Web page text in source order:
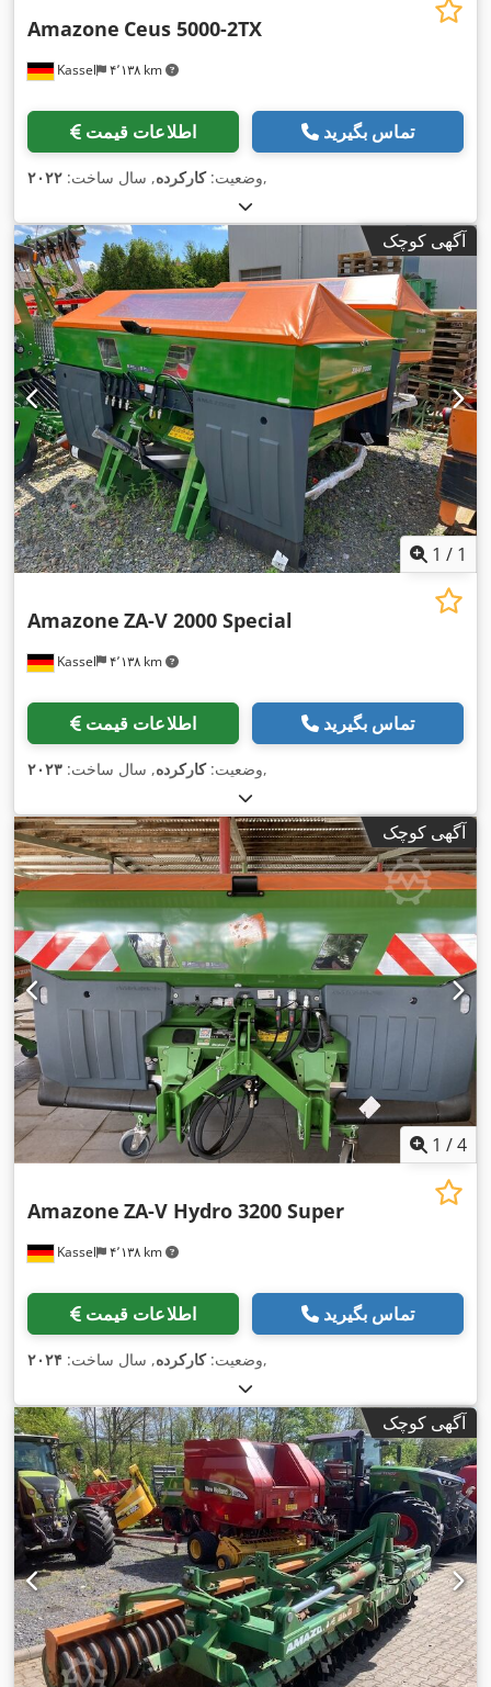
Kassel ۴٬۱۳۸ km
Amazone Ceus 5000-2TX
اطلاعات قیمت تماس بگیرید
وضعیت:کارکرده, سال ساخت: ۲۰۲۲ ,
آگهی کوچک
1 / 1
Kassel ۴٬۱۳۸ km
Amazone ZA-V 2000 Special
اطلاعات قیمت تماس بگیرید
وضعیت:کارکرده, سال ساخت: ۲۰۲۳ ,
آگهی کوچک
1 /4
Kassel ۴٬۱۳۸ km
Amazone ZA-V Hydro 3200 Super
اطلاعات قیمت تماس بگیرید
وضعیت:کارکرده, سال ساخت: ۲۰۲۴ ,
آگهی کوچک